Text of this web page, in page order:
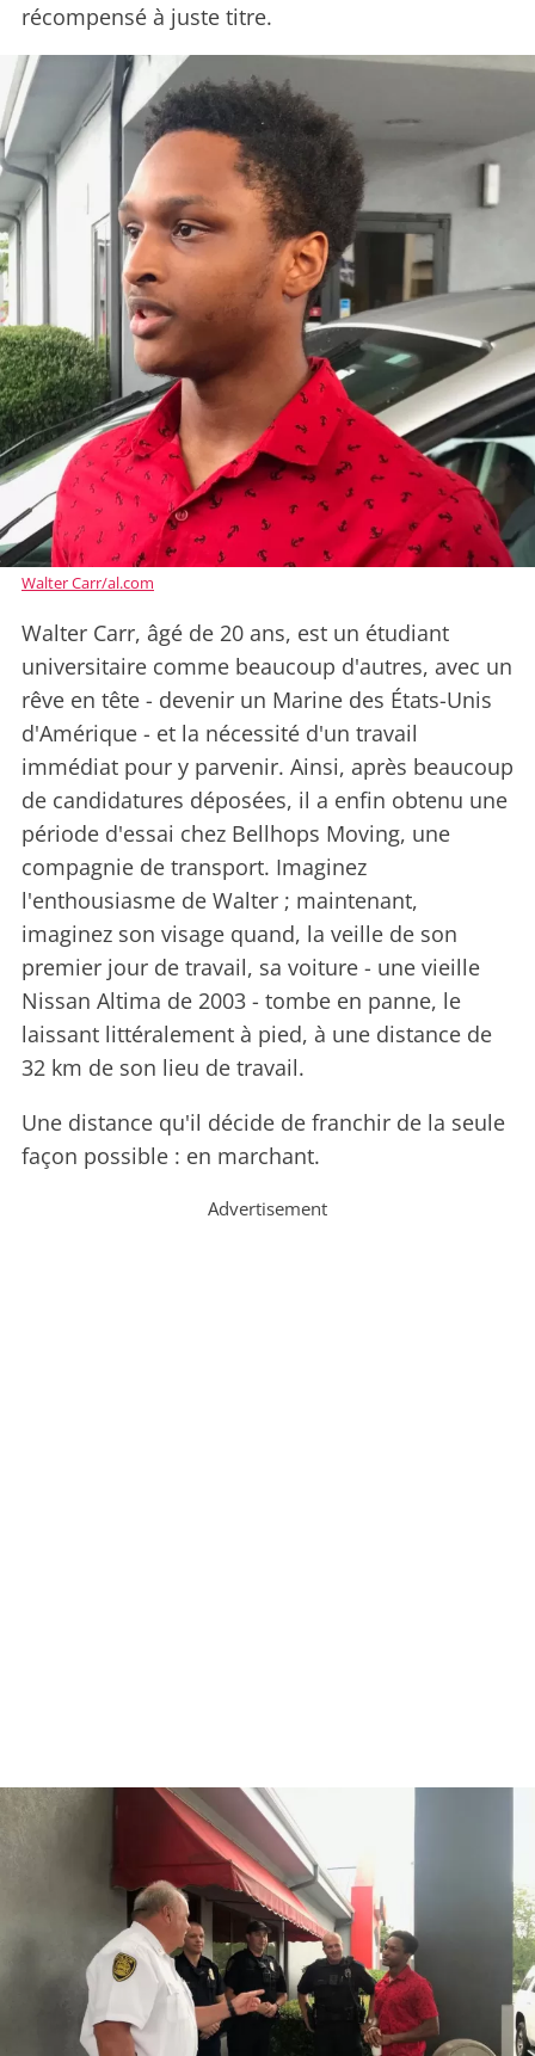
récompensé à juste titre.
Walter Carr/al.com
Walter Carr, âgé de 20 ans, est un étudiant
universitaire comme beaucoup d'autres, avec un
rêve en tête - devenir un Marine des États-Unis
d'Amérique - et la nécessité d'un travail
immédiat pour y parvenir. Ainsi, après beaucoup
de candidatures déposées, il a enfin obtenu une
période d'essai chez Bellhops Moving, une
compagnie de transport. Imaginez
l'enthousiasme de Walter ; maintenant,
imaginez son visage quand, la veille de son
premier jour de travail, sa voiture - une vieille
Nissan Altima de 2003 - tombe en panne, le
laissant littéralement à pied, à une distance de
32 km de son lieu de travail.
Une distance qu'il décide de franchir de la seule
façon possible : en marchant.
Advertisement